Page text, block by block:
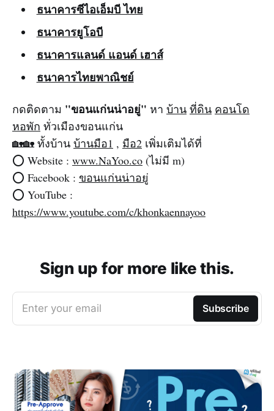
ธนาคารซีไอเอ็มบี ไทย
ธนาคารยูโอบี
ธนาคารแลนด์ แอนด์ เฮาส์
ธนาคารไทยพาณิชย์
กดติดตาม "ขอนแก่นน่าอยู่" หา บ้าน ที่ดิน คอนโด
หอพัก ทั่วเมืองขอนแก่น
🏡🏡 ทั้งบ้าน บ้านมือ1 , มือ2 เพิ่มเติมได้ที่
⭕️ Website : www.NaYoo.co (ไม่มี m)‌‌
⭕️ Facebook : ขอนแก่นน่าอยู่
⭕️ YouTube :
https://www.youtube.com/c/khonkaennayoo
Sign up for more like this.
Enter your email Subscribe